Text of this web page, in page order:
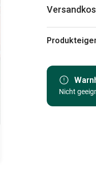
Kategorie
Nicht